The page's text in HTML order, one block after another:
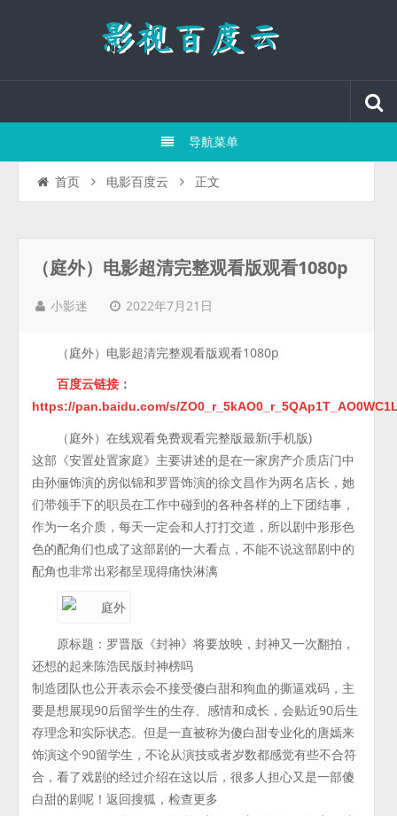
导航菜单
首页 电影百度云 正文
（庭外）电影超清完整观看版观看1080p
小影迷 2022年7月21日
（庭外）电影超清完整观看版观看1080p
百度云链接 ：
https://pan.baidu.com/s/
（庭外）在线观看免费观看完整版最新(手机版)
这部《安置处置家庭》主要讲述的是在一家房产介质店门中
由孙俪饰演的房似锦和罗晋饰演的徐文昌作为两名店长，她
们带领手下的职员在工作中碰到的各种各样的上下团结事，
作为一名介质，每天一定会和人打打交道，所以剧中形形色
色的配角们也成了这部剧的一大看点，不能不说这部剧中的
配角也非常出彩都呈现得痛快淋漓
原标题：罗晋版《封神》将要放映，封神又一次翻拍，
还想的起来陈浩民版封神榜吗
制造团队也公开表示会不接受傻白甜和狗血的撕逼戏码，主
要是想展现90后留学生的生存、感情和成长，会贴近90后生
存理念和实际状态。但是一直被称为傻白甜专业化的唐嫣来
饰演这个90留学生，不论从演技或者岁数都感觉有些不合符
合，看了戏剧的经过介绍在这以后，很多人担心又是一部傻
白甜的剧呢！返回搜狐，检查更多